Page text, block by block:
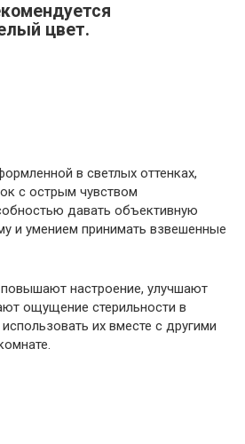
цвет.
в светлых оттенках,
с острым чувством
давать объективную
и умением принимать взвешенные
настроение, улучшают
ощущение стерильности в
их вместе с другими